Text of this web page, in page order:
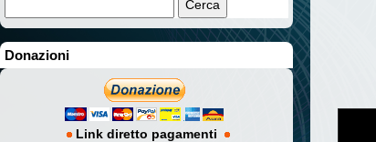
Donazioni
Link diretto pagamenti